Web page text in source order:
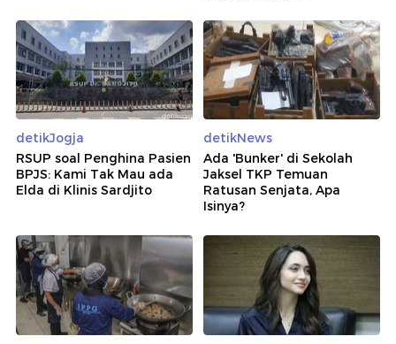
detikJogja
RSUP soal Penghina Pasien
BPJS: Kami Tak Mau ada
Elda di Klinis Sardjito
detikNews
Ada 'Bunker' di Sekolah
Jaksel TKP Temuan
Ratusan Senjata, Apa
Isinya?